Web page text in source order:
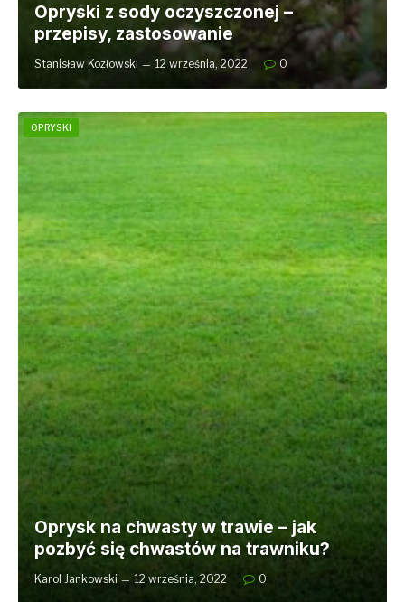
Opryski z sody oczyszczonej –
przepisy, zastosowanie
Stanisław Kozłowski 12 września, 2022 0
OPRYSKI
Oprysk na chwasty w trawie – jak
pozbyć się chwastów na trawniku?
Karol Jankowski 12 września, 2022 0